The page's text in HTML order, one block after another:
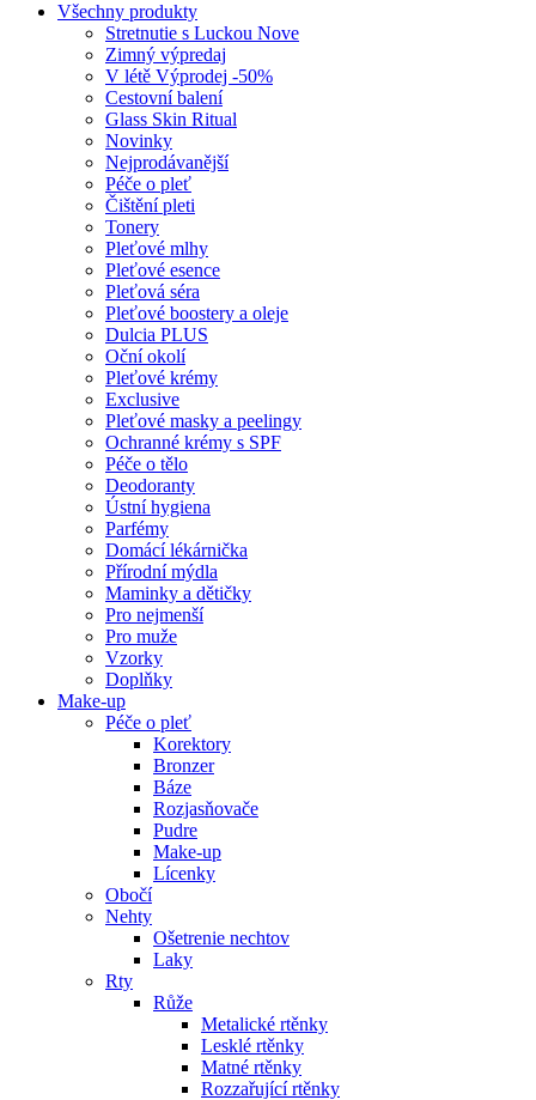
Všechny produkty
Stretnutie s Luckou Nove
Zimný výpredaj
V létě Výprodej -50%
Cestovní balení
Glass Skin Ritual
Novinky
Nejprodávanější
Péče o pleť
Čištění pleti
Tonery
Pleťové mlhy
Pleťové esence
Pleťová séra
Pleťové boostery a oleje
Dulcia PLUS
Oční okolí
Pleťové krémy
Exclusive
Pleťové masky a peelingy
Ochranné krémy s SPF
Péče o tělo
Deodoranty
Ústní hygiena
Parfémy
Domácí lékárnička
Přírodní mýdla
Maminky a dětičky
Pro nejmenší
Pro muže
Vzorky
Doplňky
Make-up
Péče o pleť
Korektory
Bronzer
Báze
Rozjasňovače
Pudre
Make-up
Lícenky
Obočí
Nehty
Ošetrenie nechtov
Laky
Rty
Růže
Metalické rtěnky
Lesklé rtěnky
Matné rtěnky
Rozzařující rtěnky